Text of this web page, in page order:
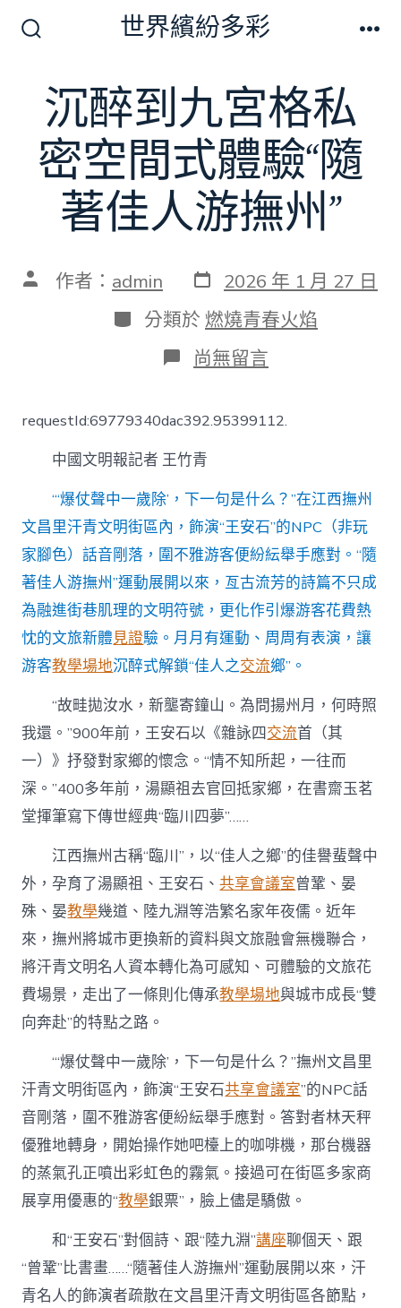
切
換
開
關
世界繽紛多彩
沉醉到九宮格私
密空間式體驗“隨
著佳人游撫州”
文 作者： admin 發
表
日
期
2026 年 1 月 27 日
分
類
分類於 燃燒青春火焰
在
〈沉
到
九
宮
格
密
空
間
式
體
驗
“隨
著
佳
人
游
撫
州”〉
中
尚無留言
requestId:69779340dac392.95399112.
中國文明報記者 王竹青
“‘爆仗聲中一歲除’，下一句是什么？”在江西撫州
文昌里汗青文明街區內，飾演“王安石”的NPC（非玩
家腳色）話音剛落，圍不雅游客便紛紜舉手應對。“隨
著佳人游撫州”運動展開以來，亙古流芳的詩篇不只成
為融進街巷肌理的文明符號，更化作引爆游客花費熱
忱的文旅新體見證驗。月月有運動、周周有表演，讓
游客教學場地沉醉式解鎖“佳人之交流鄉”。
“故畦拋汝水，新壟寄鐘山。為問揚州月，何時照
我還。”900年前，王安石以《雜詠四交流首（其
一）》抒發對家鄉的懷念。“情不知所起，一往而
深。”400多年前，湯顯祖去官回抵家鄉，在書齋玉茗
堂揮筆寫下傳世經典“臨川四夢”……
江西撫州古稱“臨川”，以“佳人之鄉”的佳譽蜚聲中
外，孕育了湯顯祖、王安石、共享會議室曾鞏、晏
殊、晏教學幾道、陸九淵等浩繁名家年夜儒。近年
來，撫州將城市更換新的資料與文旅融會無機聯合，
將汗青文明名人資本轉化為可感知、可體驗的文旅花
費場景，走出了一條則化傳承教學場地與城市成長“雙
向奔赴”的特點之路。
“‘爆仗聲中一歲除’，下一句是什么？”撫州文昌里
汗青文明街區內，飾演“王安石共享會議室”的NPC話
音剛落，圍不雅游客便紛紜舉手應對。答對者林天秤
優雅地轉身，開始操作她吧檯上的咖啡機，那台機器
的蒸氣孔正噴出彩虹色的霧氣。接過可在街區多家商
展享用優惠的“教學銀票”，臉上儘是驕傲。
和“王安石”對個詩、跟“陸九淵”講座聊個天、跟
“曾鞏”比書畫……“隨著佳人游撫州”運動展開以來，汗
青名人的飾演者疏散在文昌里汗青文明街區各節點，